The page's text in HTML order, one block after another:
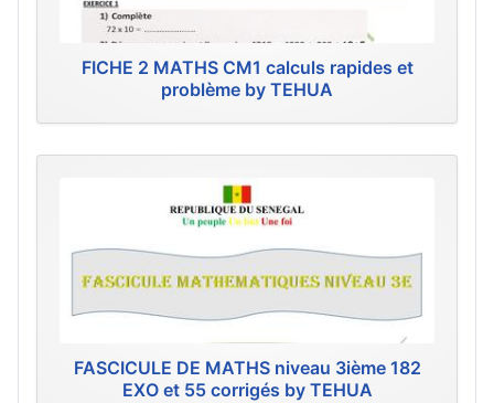
FICHE 2 MATHS CM1 calculs rapides et
problème by TEHUA
FASCICULE DE MATHS niveau 3ième 182
EXO et 55 corrigés by TEHUA